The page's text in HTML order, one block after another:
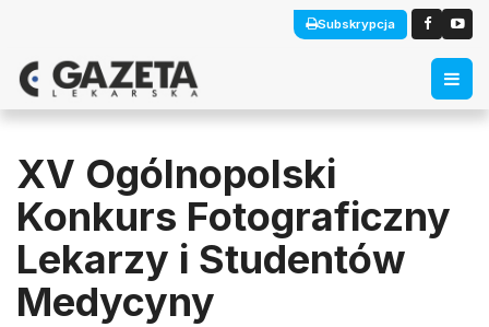
Subskrypcja
XV Ogólnopolski
Konkurs Fotograficzny
Lekarzy i Studentów
Medycyny